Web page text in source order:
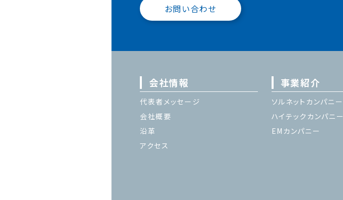
お問い合わせ
会社情報
代表者メッセージ
会社概要
沿革
アクセス
事業紹介
ソルネットカンパニー
ハイテックカンパニー
EMカンパニー